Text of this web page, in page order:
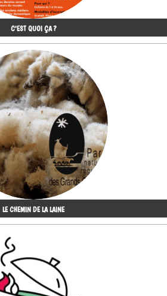
C'EST QUOI ÇA ?
LE CHEMIN DE LA LAINE